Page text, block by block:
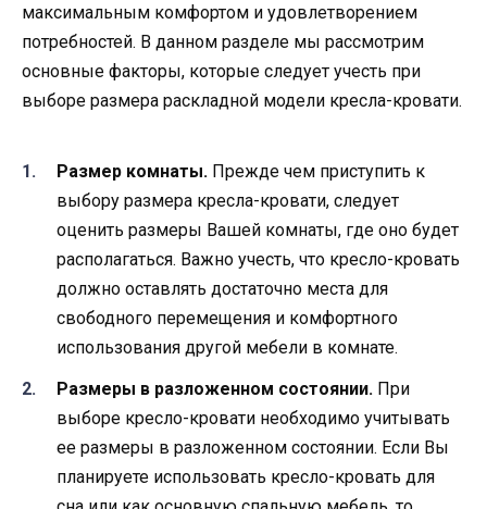
максимальным комфортом и удовлетворением
потребностей. В данном разделе мы рассмотрим
основные факторы, которые следует учесть при
выборе размера раскладной модели кресла-кровати.
Размер комнаты. Прежде чем приступить к
выбору размера кресла-кровати, следует
оценить размеры Вашей комнаты, где оно будет
располагаться. Важно учесть, что кресло-кровать
должно оставлять достаточно места для
свободного перемещения и комфортного
использования другой мебели в комнате.
Размеры в разложенном состоянии. При
выборе кресло-кровати необходимо учитывать
ее размеры в разложенном состоянии. Если Вы
планируете использовать кресло-кровать для